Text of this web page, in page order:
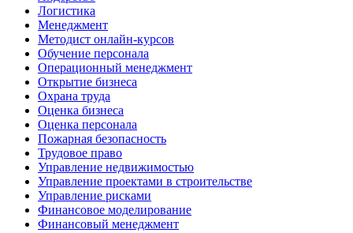
Логистика
Менеджмент
Методист онлайн-курсов
Обучение персонала
Операционный менеджмент
Открытие бизнеса
Охрана труда
Оценка бизнеса
Оценка персонала
Пожарная безопасность
Трудовое право
Управление недвижимостью
Управление проектами в строительстве
Управление рисками
Финансовое моделирование
Финансовый менеджмент